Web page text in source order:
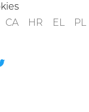
CA HR EL PL